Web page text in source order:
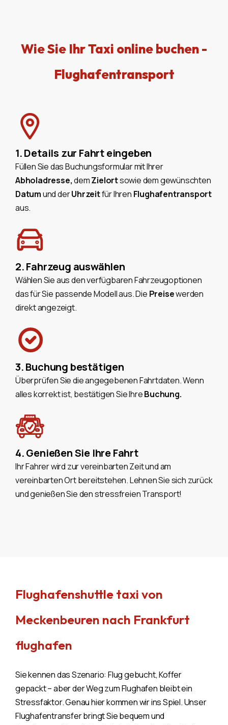
Wie Sie Ihr Taxi online buchen -
Flughafentransport
1. Details zur Fahrt eingeben
Füllen Sie das Buchungsformular mit Ihrer
Abholadresse,demZielortsowie dem gewünschten
Datumund derUhrzeitfür Ihren Flughafentransport
aus.
2. Fahrzeug auswählen
Wählen Sie aus den verfügbaren Fahrzeugoptionen
das für Sie passende Modell aus. Die Preisewerden
direkt angezeigt.
3. Buchung bestätigen
Überprüfen Sie die angegebenen Fahrtdaten. Wenn
alles korrekt ist, bestätigen Sie IhreBuchung.
4. Genießen Sie Ihre Fahrt
Ihr Fahrer wird zur vereinbarten Zeit und am
vereinbarten Ort bereitstehen. Lehnen Sie sich zurück
und genießen Sie den stressfreien Transport!
Flughafenshuttle taxi von
Meckenbeuren nach Frankfurt
flughafen
Sie kennen das Szenario: Flug gebucht, Koffer
gepackt – aber der Weg zum Flughafen bleibt ein
Stressfaktor. Genau hier kommen wir ins Spiel. Unser
Flughafentransfer bringt Sie bequem und